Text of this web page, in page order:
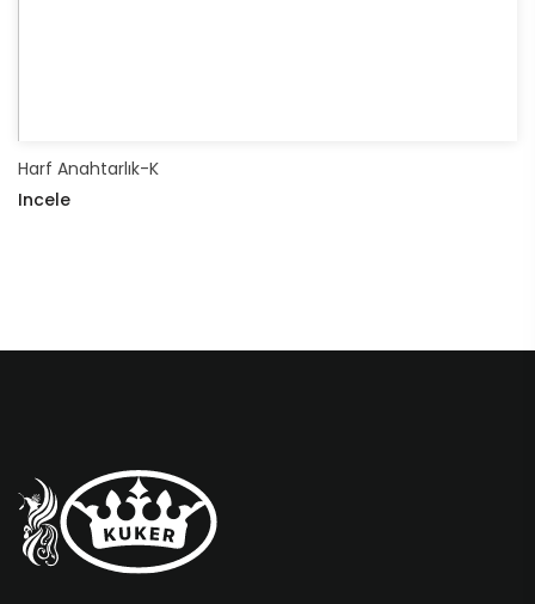
Harf Anahtarlık-K
Incele